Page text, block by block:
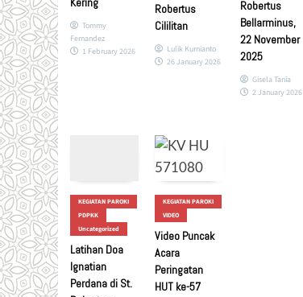
Tommy
Fernandez
1 February 2026
Robertus
Cililitan
Lulik Kurnianto
26 January 2026
Robertus
Bellarminus,
22 November
2025
Gisela Tania
2 January 2026
KEGIATAN PAROKI
PDPKK
Uncategorized
Latihan Doa
Ignatian
Perdana di St.
KEGIATAN PAROKI
VIDEO
Video Puncak
Acara
Peringatan
HUT ke-57